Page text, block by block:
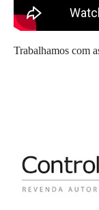
Trabalhamos com